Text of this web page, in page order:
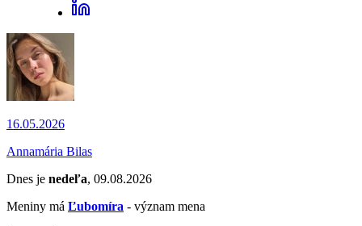
16.05.2026
Annamária Bilas
Dnes je nedeľa, 09.08.2026
Meniny má Ľubomíra - význam mena